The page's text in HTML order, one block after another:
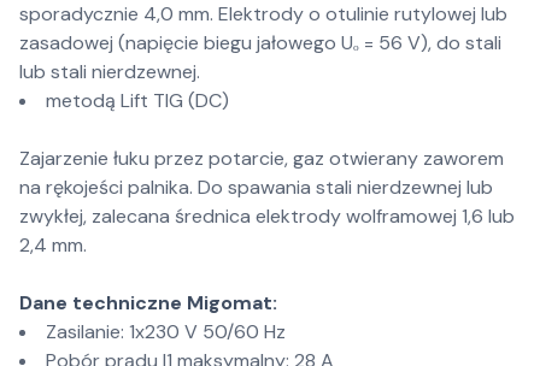
sporadycznie 4,0 mm. Elektrody o otulinie rutylowej lub
zasadowej (napięcie biegu jałowego Uₒ = 56 V), do stali
lub stali nierdzewnej.
metodą Lift TIG (DC)
Zajarzenie łuku przez potarcie, gaz otwierany zaworem
na rękojeści palnika. Do spawania stali nierdzewnej lub
zwykłej, zalecana średnica elektrody wolframowej 1,6 lub
2,4 mm.
Dane techniczne Migomat:
Zasilanie: 1x230 V 50/60 Hz
Pobór prądu I1 maksymalny: 28 A